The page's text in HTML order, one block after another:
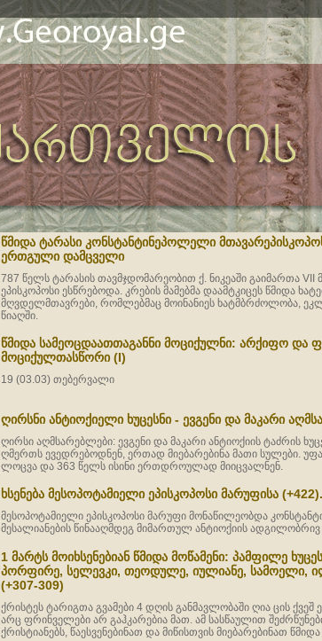
წმიდა ტარასი კონსტანტინეპოლელი
ერთგული დამცველი
787 წელს ტარასის თავმჯდომარეობით ქ. ნიკეაში გაიმართა
ეპისკოპოსი ესწრებოდა. კრების მამებმა დაამტკიცეს წმიდა
მღვდელმთავრები, რომლებმაც მოინანიეს ხატმბრძოლობა,
წიაღში.
წმიდა სამეოცდაათთაგანნი მოციქულნი: არქიფო და
მოციქულთასწორი (I)
19 (03.03) თებერვალი
ღირსნი ანტიოქიელი ხუცესნი - ევგენი და მაკარი
ღირსი აღმსარებლები: ევგენი და მაკარი ანტიოქიის ტაძრის
ღმერთს ევედრებოდნენ, ერთად მიებარებინა მათი სულები.
ლოცვა და 363 წელს ისინი ერთდროულად მიიცვალნენ.
ხსენება მესოპოტამიელი ეპისკოპოსი მარუფისა (+422).
მესოპოტამიელი ეპისკოპოსი მარუფი მონაწილეობდა
მესალიანების წინააღმდეგ მიმართულ ანტიოქიის ადგილობრივ
1 მარტს მოიხსენებიან წმიდა მოწამენი: პამფილე
პორფირე, სელევკი, თეოდულე, იულიანე, სამოელი,
(+307-309)
ქრისტეს ტარიგთა გვამები 4 დღის განმავლობაში ღია ცის ქვეშ
არც ფრინველები არ გაჰკარებია მათ. ამ სასწაულით
ქრისტიანებს, წაესვენებინათ და მიწისთვის მიებარებინათ